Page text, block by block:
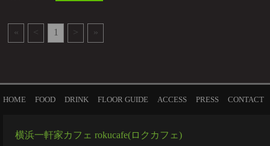
« < 1 > »
HOME FOOD DRINK FLOOR GUIDE ACCESS PRESS CONTACT
横浜一軒家カフェ rokucafe(ロクカフェ)